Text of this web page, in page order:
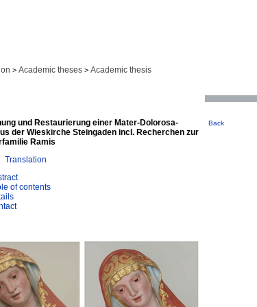
> Academic theses > Academic thesis
und Restaurierung einer Mater-Dolorosa-
der Wieskirche Steingaden incl. Recherchen zur
Ramis
Back
Translation
of contents